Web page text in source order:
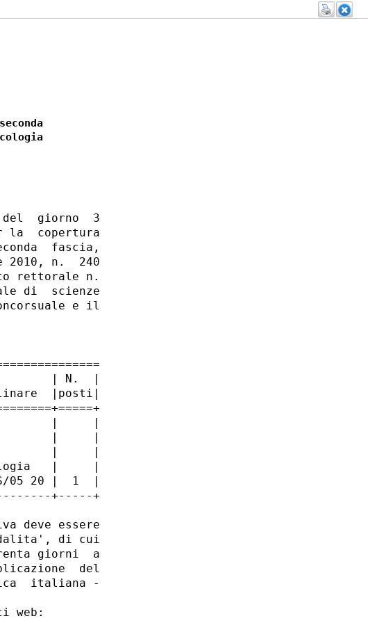
giorno  3
la  copertura
fascia,
2010, n.  240
rettorale n.
di  scienze
e il
| N.  |
|posti|
|     |
|     |
|     |
|     |
05 20 |  1  |
+-----+
deve essere
di cui
giorni  a
del
italiana -
web: